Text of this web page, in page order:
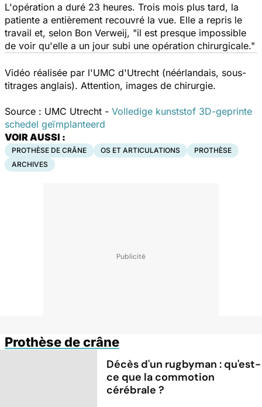
L'opération a duré 23 heures. Trois mois plus tard, la
patiente a entièrement recouvré la vue. Elle a repris le
travail et, selon Bon Verweij, "il est presque impossible
de voir qu'elle a un jour subi une opération chirurgicale."
Vidéo réalisée par l'UMC d'Utrecht (néérlandais, sous-
titrages anglais). Attention, images de chirurgie.
Source : UMC Utrecht - Volledige kunststof 3D-geprinte
schedel geïmplanteerd
VOIR AUSSI :
PROTHÈSE DE CRÂNE OS ET ARTICULATIONS
PROTHÈSE
ARCHIVES
Prothèse de crâne
Décès d'un rugbyman : qu'est-
ce que la commotion
cérébrale ?